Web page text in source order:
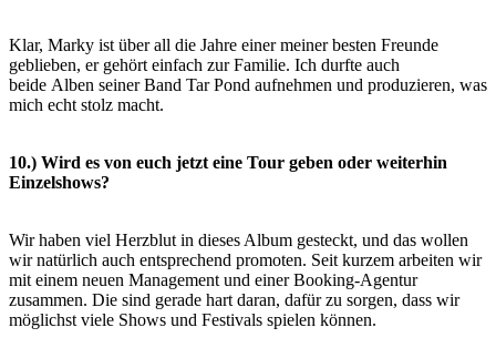
Klar, Marky ist über all die Jahre einer meiner besten Freunde
geblieben, er gehört einfach zur Familie. Ich durfte auch
beide Alben seiner Band Tar Pond aufnehmen und produzieren, was
mich echt stolz macht.
10.) Wird es von euch jetzt eine Tour geben oder weiterhin
Einzelshows?
Wir haben viel Herzblut in dieses Album gesteckt, und das wollen
wir natürlich auch entsprechend promoten. Seit kurzem arbeiten wir
mit einem neuen Management und einer Booking-Agentur
zusammen. Die sind gerade hart daran, dafür zu sorgen, dass wir
möglichst viele Shows und Festivals spielen können.